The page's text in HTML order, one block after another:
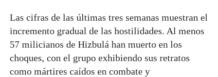
Las cifras de las últimas tres semanas muestran el
incremento gradual de las hostilidades. Al menos
57 milicianos de Hizbulá han muerto en los
choques, con el grupo exhibiendo sus retratos
como mártires caídos en combate y